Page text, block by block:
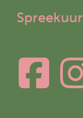
Spreekuur